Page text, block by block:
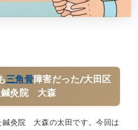
三角骨障害だった/大田区
鍼灸院 大森
鍼灸院 大森の太田です。今回は